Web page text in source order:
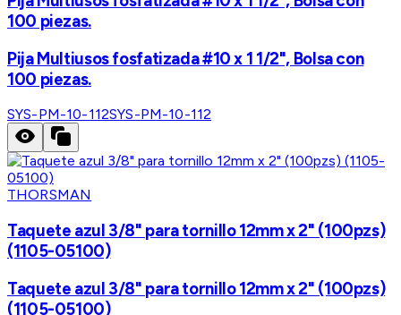
100 piezas.
Pija Multiusos fosfatizada #10 x 1 1/2", Bolsa con
100 piezas.
SYS-PM-10-112SYS-PM-10-112
THORSMAN
Taquete azul 3/8" para tornillo 12mm x 2" (100pzs)
(1105-05100)
Taquete azul 3/8" para tornillo 12mm x 2" (100pzs)
(1105-05100)